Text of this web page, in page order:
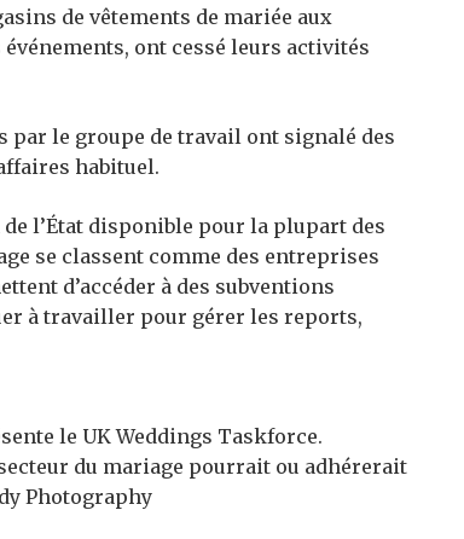
de vêtements de mariée aux
ont cessé leurs activités
par le groupe de travail ont signalé des
habituel.
l’État disponible pour la plupart des
se classent comme des entreprises
d’accéder à des subventions
à travailler pour gérer les reports,
le UK Weddings Taskforce.
du mariage pourrait ou adhérerait
Photography